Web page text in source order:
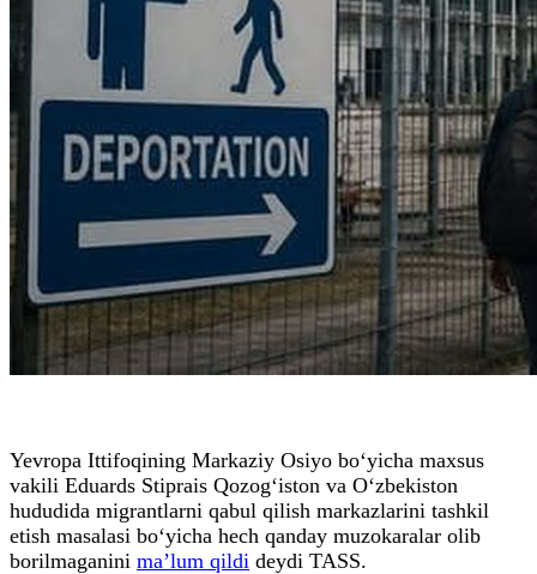
Yevropa Ittifoqining Markaziy Osiyo bo‘yicha maxsus
vakili Eduards Stiprais Qozog‘iston va O‘zbekiston
hududida migrantlarni qabul qilish markazlarini tashkil
etish masalasi bo‘yicha hech qanday muzokaralar olib
borilmaganini ma’lum qildi deydi TASS.